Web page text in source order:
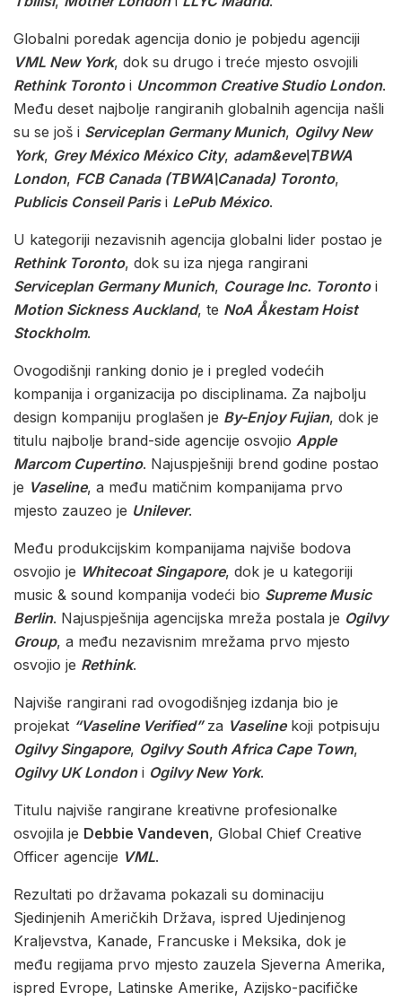
Globalni poredak agencija donio je pobjedu agenciji
VML New York, dok su drugo i treće mjesto osvojili
Rethink Torontoi Uncommon Creative Studio London.
Među deset najbolje rangiranih globalnih agencija našli
su se još i Serviceplan Germany Munich, Ogilvy New
York, Grey México México City, adam&eve\TBWA
London, FCB Canada (TBWA\Canada) Toronto,
Publicis Conseil Parisi LePub México.
U kategoriji nezavisnih agencija globalni lider postao je
Rethink Toronto, dok su iza njega rangirani
Serviceplan Germany Munich, Courage Inc. Torontoi
Motion Sickness Auckland, te NoA Åkestam Hoist
Stockholm.
Ovogodišnji ranking donio je i pregled vodećih
kompanija i organizacija po disciplinama. Za najbolju
design kompaniju proglašen je By-Enjoy Fujian, dok je
titulu najbolje brand-side agencije osvojio Apple
Marcom Cupertino. Najuspješniji brend godine postao
je Vaseline, a među matičnim kompanijama prvo
mjesto zauzeo je Unilever.
Među produkcijskim kompanijama najviše bodova
osvojio je Whitecoat Singapore, dok je u kategoriji
music & sound kompanija vodeći bio Supreme Music
Berlin. Najuspješnija agencijska mreža postala je Ogilvy
Group, a među nezavisnim mrežama prvo mjesto
osvojio je Rethink.
Najviše rangirani rad ovogodišnjeg izdanja bio je
projekat “Vaseline Verified”za Vaselinekoji potpisuju
Ogilvy Singapore, Ogilvy South Africa Cape Town,
Ogilvy UK Londoni Ogilvy New York.
Titulu najviše rangirane kreativne profesionalke
osvojila je Debbie Vandeven, Global Chief Creative
Officer agencije VML.
Rezultati po državama pokazali su dominaciju
Sjedinjenih Američkih Država, ispred Ujedinjenog
Kraljevstva, Kanade, Francuske i Meksika, dok je
među regijama prvo mjesto zauzela Sjeverna Amerika,
ispred Evrope, Latinske Amerike, Azijsko-pacifičke